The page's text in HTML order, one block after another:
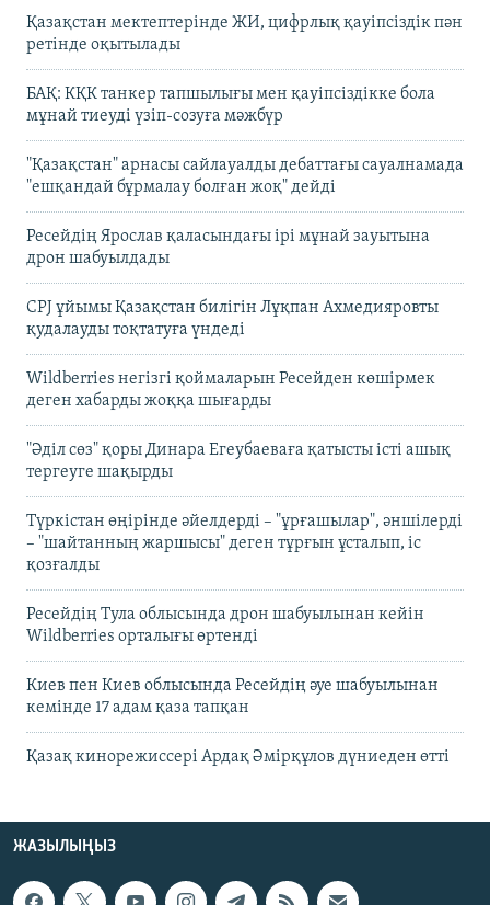
Қазақстан мектептерінде ЖИ, цифрлық қауіпсіздік пән
ретінде оқытылады
БАҚ: КҚК танкер тапшылығы мен қауіпсіздікке бола
мұнай тиеуді үзіп-созуға мәжбүр
"Қазақстан" арнасы сайлауалды дебаттағы сауалнамада
"ешқандай бұрмалау болған жоқ" дейді
Ресейдің Ярослав қаласындағы ірі мұнай зауытына
дрон шабуылдады
CPJ ұйымы Қазақстан билігін Лұқпан Ахмедияровты
қудалауды тоқтатуға үндеді
Wildberries негізгі қоймаларын Ресейден көшірмек
деген хабарды жоққа шығарды
"Әділ сөз" қоры Динара Егеубаеваға қатысты істі ашық
тергеуге шақырды
Түркістан өңірінде әйелдерді – "ұрғашылар", әншілерді
– "шайтанның жаршысы" деген тұрғын ұсталып, іс
қозғалды
Ресейдің Тула облысында дрон шабуылынан кейін
Wildberries орталығы өртенді
Киев пен Киев облысында Ресейдің әуе шабуылынан
кемінде 17 адам қаза тапқан
Қазақ кинорежиссері Ардақ Әмірқұлов дүниеден өтті
ЖАЗЫЛЫҢЫЗ